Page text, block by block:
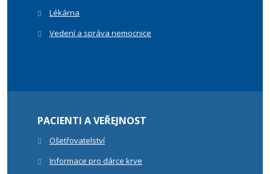
Lékárna
Vedení a správa nemocnice
PACIENTI A VEŘEJNOST
Ošetřovatelství
Informace pro dárce krve